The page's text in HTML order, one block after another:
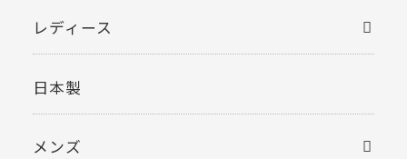
レディース
日本製
メンズ